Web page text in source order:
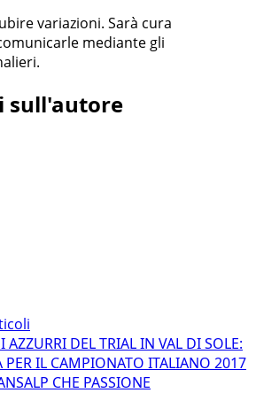
variazioni. Sarà cura
mediante gli
sull'autore
AZZURRI DEL TRIAL IN VAL DI SOLE:
PER IL CAMPIONATO ITALIANO 2017
CHE PASSIONE